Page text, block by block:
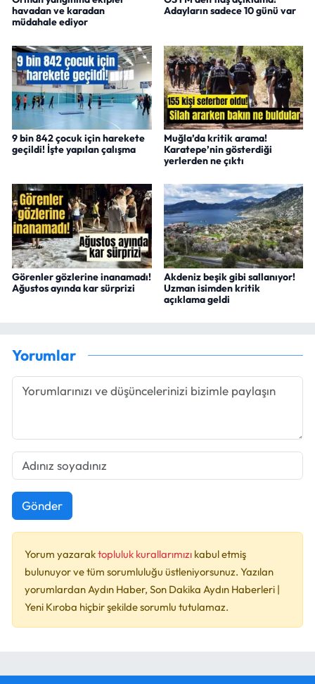
havadan ve karadan
müdahale ediyor
Adayların sadece 10 günü var
9 bin 842 çocuk için harekete
geçildi! İşte yapılan çalışma
Muğla’da kritik arama!
Karatepe’nin gösterdiği
yerlerden ne çıktı
Görenler gözlerine inanamadı!
Ağustos ayında kar sürprizi
Akdeniz beşik gibi sallanıyor!
Uzman isimden kritik
açıklama geldi
Yorumlar
Gönder
Yorum yazaraktopluluk kurallarımızı kabul etmiş
bulunuyor ve tüm sorumluluğu üstleniyorsunuz. Yazılan
yorumlardan Aydın Haber, Son Dakika Aydın Haberleri |
Yeni Kıroba hiçbir şekilde sorumlu tutulamaz.